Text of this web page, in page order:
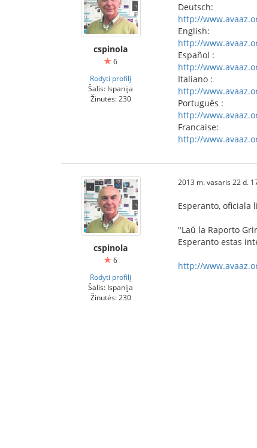
cspinola
6
Rodyti profilį
Šalis: Ispanija
Žinutės: 230
Deutsch:
http://
English:
http://
Español :
http://
Italiano :
http://
Português :
http://
Francaise:
http://
cspinola
6
Rodyti profilį
Šalis: Ispanija
Žinutės: 230
2013 m. vasaris 22 d.
Esperanto, oficiala
"Laŭ la Raporto
Esperanto estas
http://